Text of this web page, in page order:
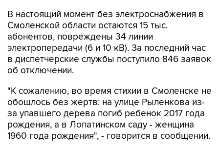
В настоящий момент без электроснабжения в
Смоленской области остаются 15 тыс.
абонентов, повреждены 34 линии
электропередачи (6 и 10 кВ). За последний час
в диспетчерские службы поступило 846 заявок
об отключении.
"К сожалению, во время стихии в Смоленске не
обошлось без жертв: на улице Рыленкова из-
за упавшего дерева погиб ребенок 2017 года
рождения, а в Лопатинском саду - женщина
1960 года рождения", - говорится в сообщении.